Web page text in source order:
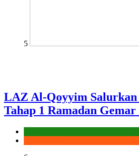
5
LAZ Al-Qoyyim Salurkan
Tahap 1 Ramadan